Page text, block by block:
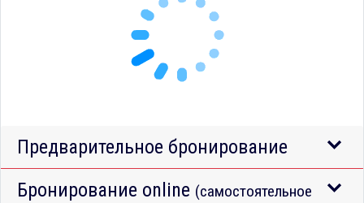
Предварительное бронирование
Бронирование online (самостоятельное